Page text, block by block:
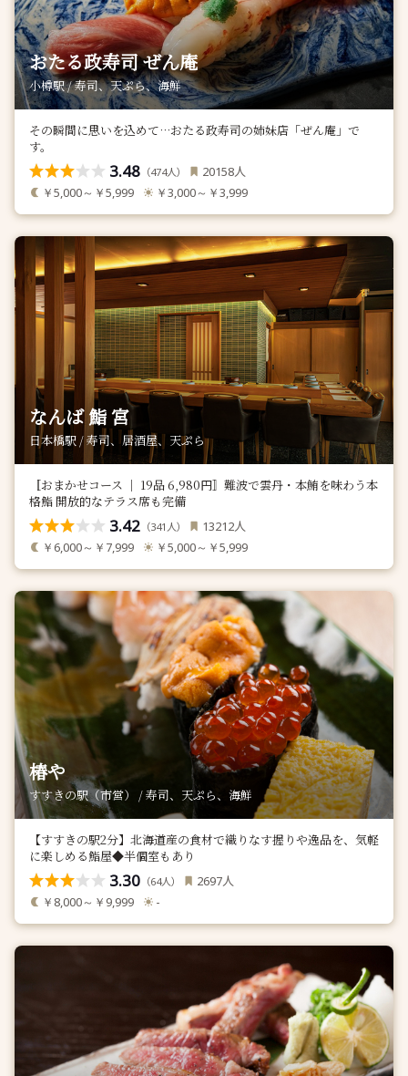
おたる政寿司 ぜん庵
小樽駅 / 寿司、天ぷら、海鮮
その瞬間に思いを込めて…おたる政寿司の姉妹店「ぜん庵」で
す。
3.48 （474人） 20158人
￥5,000～￥5,999 ￥3,000～￥3,999
なんば 鮨 宮
日本橋駅 / 寿司、居酒屋、天ぷら
〚おまかせコース ｜ 19品 6,980円〛難波で雲丹・本鮪を味わう本
格鮨 開放的なテラス席も完備
3.42 （341 人） 13212人
￥6,000～￥7,999 ￥5,000～￥5,999
椿や
すすきの駅（市営） / 寿司、天ぷら、海鮮
【すすきの駅2分】北海道産の食材で織りなす握りや逸品を、気軽
に楽しめる鮨屋◆半個室もあり
3.30 （64人） 2697人
￥8,000～￥9,999 -